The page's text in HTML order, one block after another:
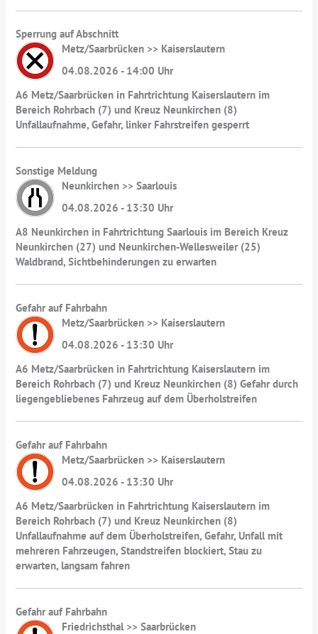
Sperrung auf Abschnitt
Metz/Saarbrücken >> Kaiserslautern
04.08.2026 - 14:00 Uhr
A6 Metz/Saarbrücken in Fahrtrichtung Kaiserslautern im
Bereich Rohrbach (7) und Kreuz Neunkirchen (8)
Unfallaufnahme, Gefahr, linker Fahrstreifen gesperrt
Sonstige Meldung
Neunkirchen >> Saarlouis
04.08.2026 - 13:30 Uhr
A8 Neunkirchen in Fahrtrichtung Saarlouis im Bereich Kreuz
Neunkirchen (27) und Neunkirchen-Wellesweiler (25)
Waldbrand, Sichtbehinderungen zu erwarten
Gefahr auf Fahrbahn
Metz/Saarbrücken >> Kaiserslautern
04.08.2026 - 13:30 Uhr
A6 Metz/Saarbrücken in Fahrtrichtung Kaiserslautern im
Bereich Rohrbach (7) und Kreuz Neunkirchen (8) Gefahr durch
liegengebliebenes Fahrzeug auf dem Überholstreifen
Gefahr auf Fahrbahn
Metz/Saarbrücken >> Kaiserslautern
04.08.2026 - 13:30 Uhr
A6 Metz/Saarbrücken in Fahrtrichtung Kaiserslautern im
Bereich Rohrbach (7) und Kreuz Neunkirchen (8)
Unfallaufnahme auf dem Überholstreifen, Gefahr, Unfall mit
mehreren Fahrzeugen, Standstreifen blockiert, Stau zu
erwarten, langsam fahren
Gefahr auf Fahrbahn
Friedrichsthal >> Saarbrücken